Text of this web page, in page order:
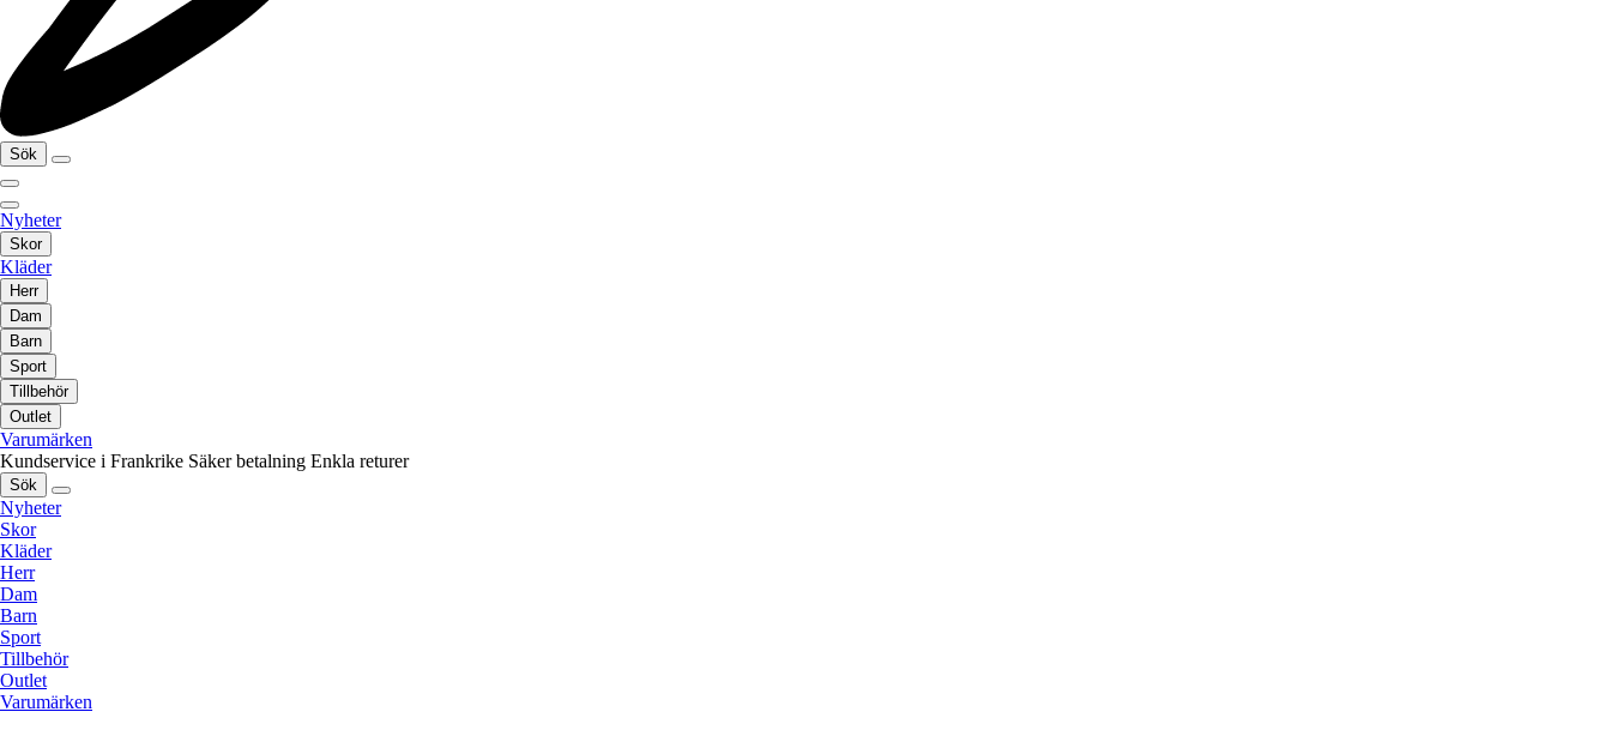
Sök
Nyheter
Skor
Kläder
Herr
Dam
Barn
Sport
Tillbehör
Outlet
Varumärken
Kundservice i Frankrike Säker betalning Enkla returer
Sök
Nyheter
Skor
Kläder
Herr
Dam
Barn
Sport
Tillbehör
Outlet
Varumärken